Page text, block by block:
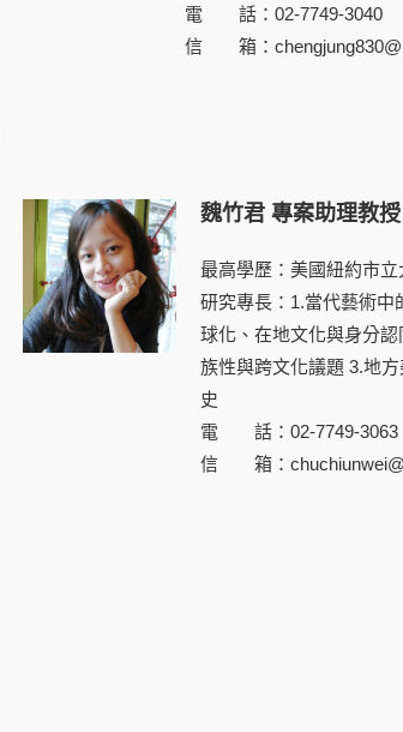
電 話：02-7749-3040
信 箱：
魏竹君 專案助理教授
最高學歷：美國紐約市
研究專長： 1.當代藝術中
球化、在地文化與身分認
族性與跨文化議題 3.地
史
電 話：02-7749-3063
信 箱：